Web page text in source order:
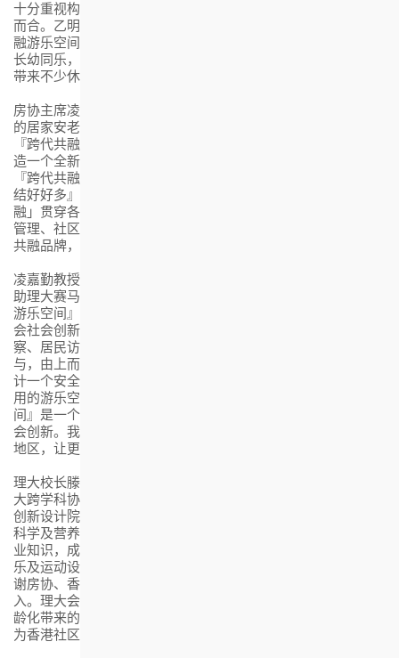
十分重视构建『跨代共融』的社区，房协的理念亦与政府不谋
而合。乙明邨正是房协一个重要试点，打造全港首个『跨代共
融游乐空间』，把适合不同年龄层的健体设施融合起来，推动
长幼同乐，值得支持和推动，深信新的游乐空间，能够为居民
带来不少休闲乐趣。」
房协主席凌嘉勤教授表示：「房协近年将以往积极推动和实践
的居家安老理念，提升至建立跨代共融的居住环境和社区。
『跨代共融游乐空间』的诞生，不单是为乙明邨及周边社区缔
造一个全新及长、中、青、幼都适合玩乐的好去处，亦代表
『跨代共融在房协 』计划正式启动，而『多点点心思・跨代连
结好好多』就是当中的核心理念。房协会全方位将「跨代共
融」贯穿各个业务范畴，涵盖项目规划、屋邨改善项目、物业
管理、社区及长者服务，以至商业租务和建立房协独特的跨代
共融品牌，继续善用『房屋实验室』的角色。」
凌嘉勤教授续称：「衷心感谢香港赛马会慈善信托基金慷慨捐
助理大赛马会社会创新设计院，为房协乙明邨提供『跨代共融
游乐空间』的设计概念。2022至2024年期间，房协和理大赛马
会社会创新设计院，联同设计顾问和社福机构，透过实地观
察、居民访谈、共创工作坊等活动，邀请不同年龄层的居民参
与，由上而下有规划，由下而上有声音。大家一齐思考如何设
计一个安全、好玩、易用，让不同年龄和能力人士可以共同使
用的游乐空间。因此，全港首个专门设计的『跨代共融游乐空
间』是一个『共创设计』项目，及值得在香港更广泛推动的社
会创新。我期望业界可以此为参考，将跨代共融理念带到更多
地区，让更多香港市民受惠。」
理大校长滕锦光教授表示：「『跨代共融游乐空间』项目是理
大跨学科协作、推动创新实践的典范。项目由理大赛马会社会
创新设计院牵头，结合理大康复治疗科学系、护理学院、食品
科学及营养学系、设计学院及纳米3D混凝土打印研究中心的专
业知识，成功把研究成果转化为居民真正感受到、用得到的游
乐及运动设施，实践理大以科研造福社会的使命。在此再次感
谢房协、香港赛马会慈善信托基金及乙明邨居民的信任与投
入。理大会持续推动跨学科研、教育与实践，积极应对人口老
龄化带来的挑战，继续贡献自身的力量，与更多持份者携手，
为香港社区发展创造更多可能。」